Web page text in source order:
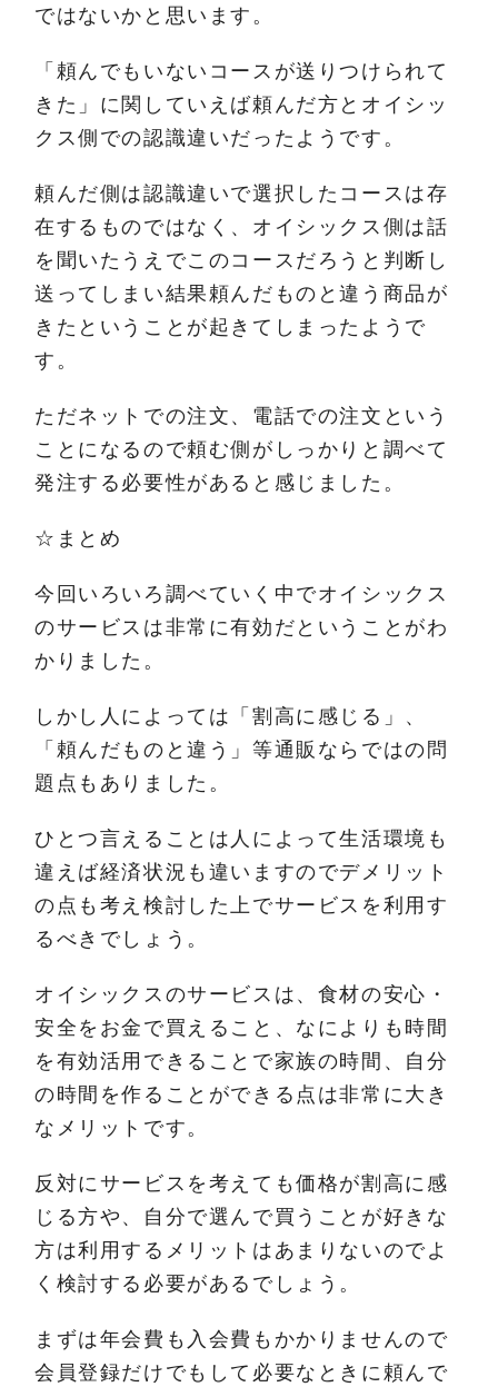
ではないかと思います。
「頼んでもいないコースが送りつけられて
きた」に関していえば頼んだ方とオイシッ
クス側での認識違いだったようです。
頼んだ側は認識違いで選択したコースは存
在するものではなく、オイシックス側は話
を聞いたうえでこのコースだろうと判断し
送ってしまい結果頼んだものと違う商品が
きたということが起きてしまったようで
す。
ただネットでの注文、電話での注文という
ことになるので頼む側がしっかりと調べて
発注する必要性があると感じました。
☆まとめ
今回いろいろ調べていく中でオイシックス
のサービスは非常に有効だということがわ
かりました。
しかし人によっては「割高に感じる」、
「頼んだものと違う」等通販ならではの問
題点もありました。
ひとつ言えることは人によって生活環境も
違えば経済状況も違いますのでデメリット
の点も考え検討した上でサービスを利用す
るべきでしょう。
オイシックスのサービスは、食材の安心・
安全をお金で買えること、なによりも時間
を有効活用できることで家族の時間、自分
の時間を作ることができる点は非常に大き
なメリットです。
反対にサービスを考えても価格が割高に感
じる方や、自分で選んで買うことが好きな
方は利用するメリットはあまりないのでよ
く検討する必要があるでしょう。
まずは年会費も入会費もかかりませんので
会員登録だけでもして必要なときに頼んで